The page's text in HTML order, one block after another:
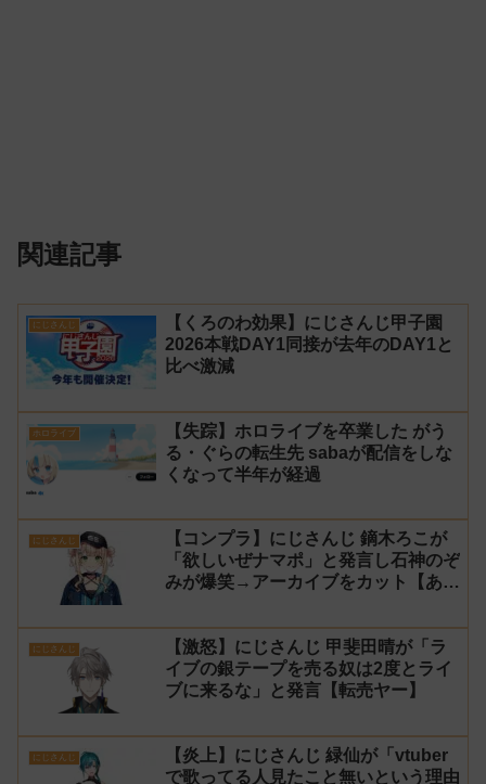
関連記事
にじさんじ
【くろのわ効果】にじさんじ甲子園
2026本戦DAY1同接が去年のDAY1と
比べ激減
ホロライブ
【失踪】ホロライブを卒業した がう
る・ぐらの転生先 sabaが配信をしな
くなって半年が経過
にじさんじ
【コンプラ】にじさんじ 鏑木ろこが
「欲しいぜナマポ」と発言し石神のぞ
みが爆笑→アーカイブをカット【あら
にじさんじ
【激怒】にじさんじ 甲斐田晴が「ラ
イブの銀テープを売る奴は2度とライ
ブに来るな」と発言【転売ヤー】
にじさんじ
【炎上】にじさんじ 緑仙が「vtuber
で歌ってる人見たこと無いという理由